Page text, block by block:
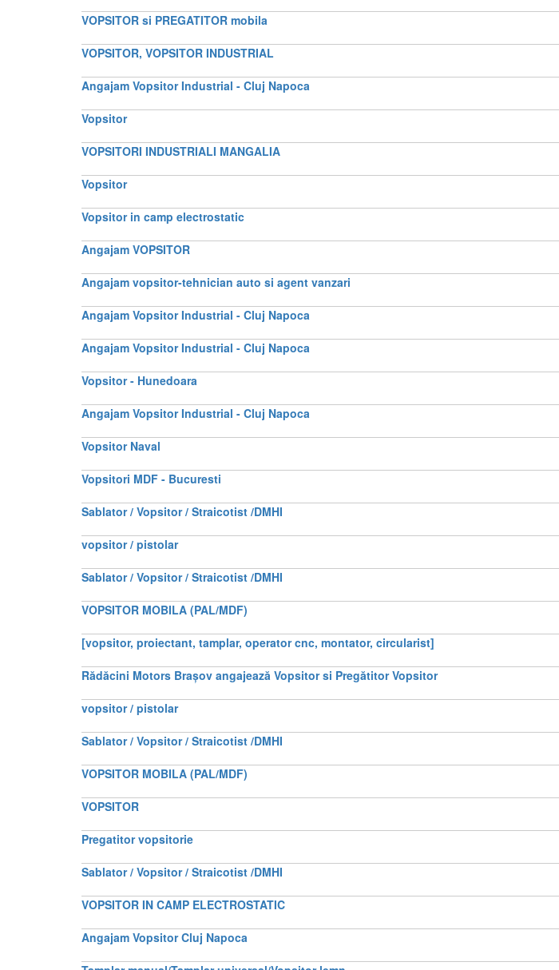
VOPSITOR si PREGATITOR mobila
VOPSITOR, VOPSITOR INDUSTRIAL
Angajam Vopsitor Industrial - Cluj Napoca
Vopsitor
VOPSITORI INDUSTRIALI MANGALIA
Vopsitor
Vopsitor in camp electrostatic
Angajam VOPSITOR
Angajam vopsitor-tehnician auto si agent vanzari
Angajam Vopsitor Industrial - Cluj Napoca
Angajam Vopsitor Industrial - Cluj Napoca
Vopsitor - Hunedoara
Angajam Vopsitor Industrial - Cluj Napoca
Vopsitor Naval
Vopsitori MDF - Bucuresti
Sablator / Vopsitor / Straicotist /DMHI
vopsitor / pistolar
Sablator / Vopsitor / Straicotist /DMHI
VOPSITOR MOBILA (PAL/MDF)
[vopsitor, proiectant, tamplar, operator cnc, montator, circularist]
Rădăcini Motors Brașov angajează Vopsitor si Pregătitor Vopsitor
vopsitor / pistolar
Sablator / Vopsitor / Straicotist /DMHI
VOPSITOR MOBILA (PAL/MDF)
VOPSITOR
Pregatitor vopsitorie
Sablator / Vopsitor / Straicotist /DMHI
VOPSITOR IN CAMP ELECTROSTATIC
Angajam Vopsitor Cluj Napoca